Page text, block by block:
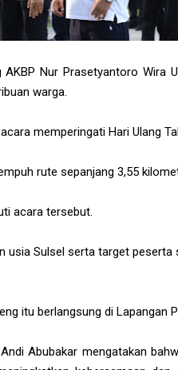
Nur Prasetyantoro Wira
warga.
memperingati Hari Ulang
rute sepanjang 3,55
acara tersebut.
usia Sulsel serta target
itu berlangsung di Lapangan
Abubakar mengatakan